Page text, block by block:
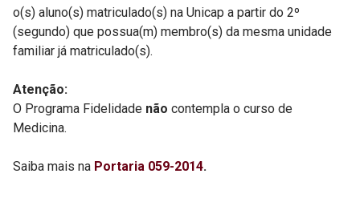
o(s) aluno(s) matriculado(s) na Unicap a partir do 2º
(segundo) que possua(m) membro(s) da mesma unidade
familiar já matriculado(s).
Atenção:
O Programa Fidelidade não contempla o curso de
Medicina.
Saiba mais na Portaria 059-2014.